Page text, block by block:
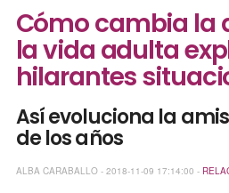
Cómo cambia la
la vida adulta
hilarantes
Así evoluciona la
de los años
ALBA CARABALLO - 2018-11-09 17:14:00 -